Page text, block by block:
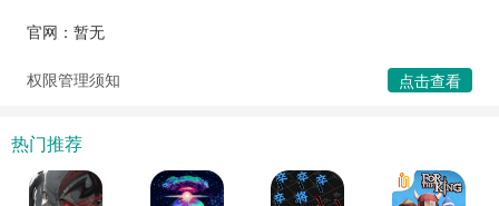
官网：暂无
权限管理须知 点击查看
热门推荐